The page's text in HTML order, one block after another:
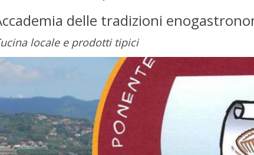
delle tradizioni
locale e prodotti tipici